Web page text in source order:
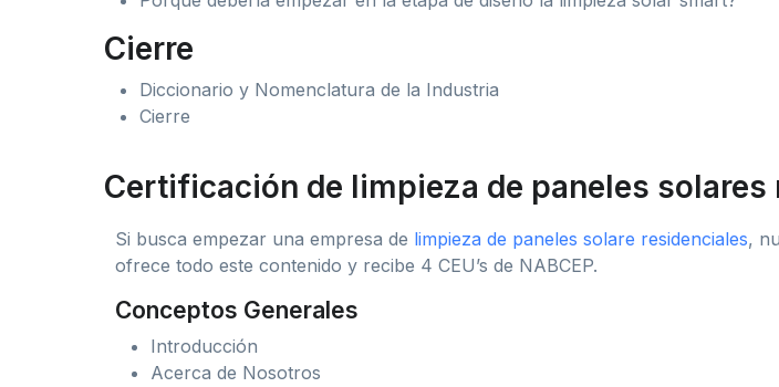
Cierre
Diccionario y Nomenclatura de la Industria
Cierre
Certificación de limpieza de paneles solares
Si busca empezar una empresa de limpieza de paneles solare residenciales,
ofrece todo este contenido y recibe 4 CEU’s de NABCEP.
Conceptos Generales
Introducción
Acerca de Nosotros